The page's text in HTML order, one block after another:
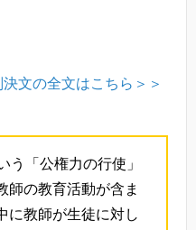
決文の全文はこちら＞＞
う「公権力の行使」
師の教育活動が含ま
に教師が生徒に対し